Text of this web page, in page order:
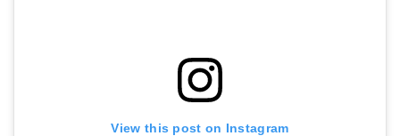
View this post on Instagram